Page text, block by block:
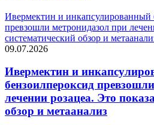
Ивермектин и инкапсулированный
превзошли метронидазол при
систематический обзор и
09.07.2026
Ивермектин и
бензоилпероксид
лечении розацеа. Это
обзор и метаанализ